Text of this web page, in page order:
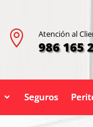
 Atención al
986 165
Seguros